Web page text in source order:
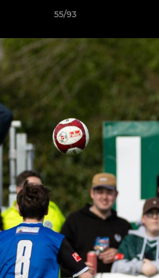
55/93